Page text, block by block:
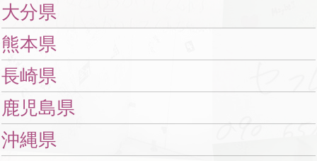
大分県
熊本県
長崎県
鹿児島県
沖縄県